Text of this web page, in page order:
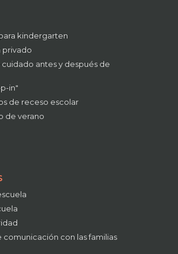
kindergarten
privado
antes y después de
in"
de receso escolar
de verano
comunicación con las familias